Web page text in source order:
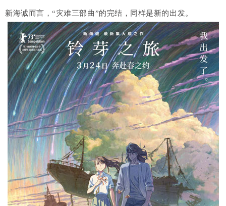
新海诚而言，“灾难三部曲”的完结，同样是新的出发。